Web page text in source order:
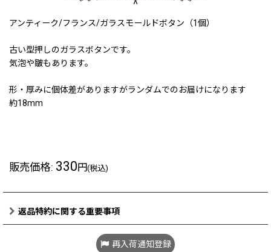
アンティーク/フランス/ガラスモールドボタン（1個）
古い型押しのガラスボタンです。
気泡や皺もあります。
形・厚みに個体差がありますがランダムでのお届けになります
約18mm
販売価格: 330円(税込)
返品特約に関する重要事項
再入荷通知登録